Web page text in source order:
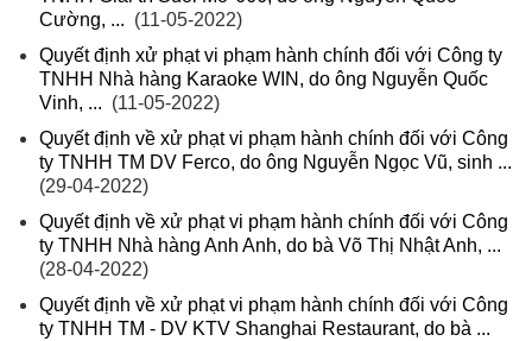
Cường, ... (11-05-2022)
Quyết định xử phạt vi phạm hành chính đối với Công ty
TNHH Nhà hàng Karaoke WIN, do ông Nguyễn Quốc
Vinh, ... (11-05-2022)
Quyết định về xử phạt vi phạm hành chính đối với Công
ty TNHH TM DV Ferco, do ông Nguyễn Ngọc Vũ, sinh ...
(29-04-2022)
Quyết định về xử phạt vi phạm hành chính đối với Công
ty TNHH Nhà hàng Anh Anh, do bà Võ Thị Nhật Anh, ...
(28-04-2022)
Quyết định về xử phạt vi phạm hành chính đối với Công
ty TNHH TM - DV KTV Shanghai Restaurant, do bà ...